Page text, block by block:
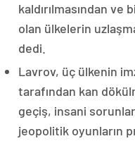
kaldırılmasından
olan ülkelerin
dedi.
Lavrov, üç ülkenin
tarafından kan
geçiş, insani
jeopolitik oyunların